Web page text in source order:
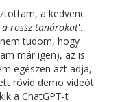
a kedvenc
rossz tanárokat'.
tudom, hogy
már igen), az is
egészen azt adja,
rövid demo videót
a ChatGPT-t